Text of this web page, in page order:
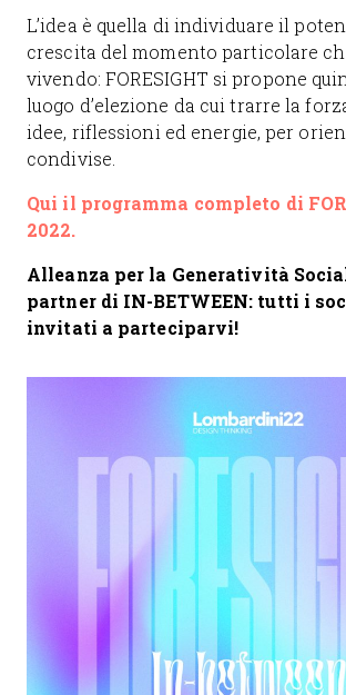
L’idea è quella di individuare il
crescita del momento particolare
vivendo: FORESIGHT si propone
luogo d’elezione da cui trarre la
idee, riflessioni ed energie, per
condivise.
Qui il programma completo di
2022.
Alleanza per la Generatività
partner di IN-BETWEEN: tutti i
invitati a parteciparvi!